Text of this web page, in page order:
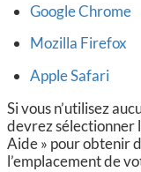
Google Chrome
Mozilla Firefox
Apple Safari
Si vous n’utilisez
devrez sélectionner
Aide » pour obtenir
l’emplacement de